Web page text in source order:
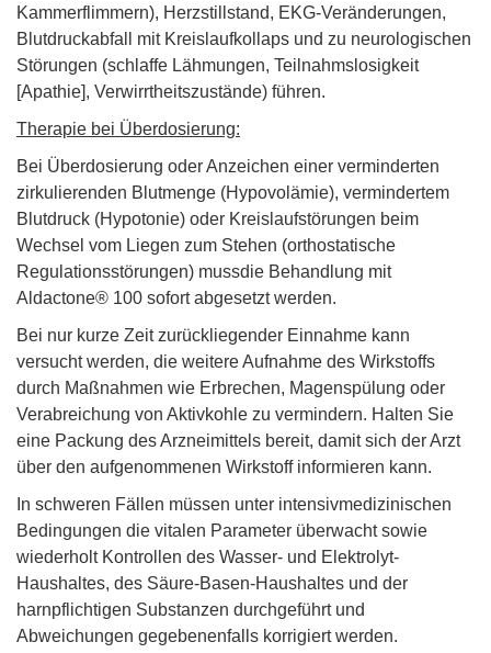
Kammerflimmern), Herzstillstand, EKG-Veränderungen,
Blutdruckabfall mit Kreislaufkollaps und zu neurologischen
Störungen (schlaffe Lähmungen, Teilnahmslosigkeit
[Apathie], Verwirrtheitszustände) führen.
Therapie bei Überdosierung:
Bei Überdosierung oder Anzeichen einer verminderten
zirkulierenden Blutmenge (Hypovolämie), vermindertem
Blutdruck (Hypotonie) oder Kreislaufstörungen beim
Wechsel vom Liegen zum Stehen (orthostatische
Regulationsstörungen) mussdie Behandlung mit
Aldactone® 100 sofort abgesetzt werden.
Bei nur kurze Zeit zurückliegender Einnahme kann
versucht werden, die weitere Aufnahme des Wirkstoffs
durch Maßnahmen wie Erbrechen, Magenspülung oder
Verabreichung von Aktivkohle zu vermindern. Halten Sie
eine Packung des Arzneimittels bereit, damit sich der Arzt
über den aufgenommenen Wirkstoff informieren kann.
In schweren Fällen müssen unter intensivmedizinischen
Bedingungen die vitalen Parameter überwacht sowie
wiederholt Kontrollen des Wasser- und Elektrolyt-
Haushaltes, des Säure-Basen-Haushaltes und der
harnpflichtigen Substanzen durchgeführt und
Abweichungen gegebenenfalls korrigiert werden.